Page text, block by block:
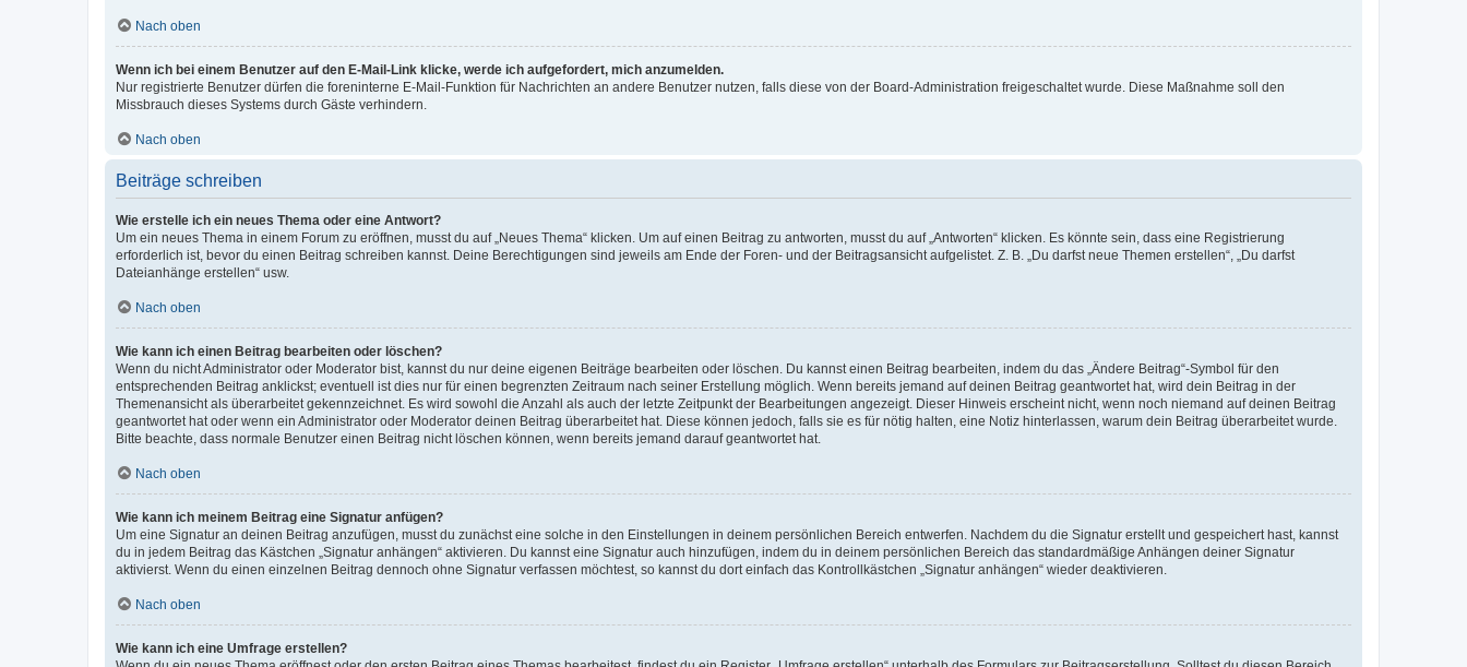
Nach oben
Wenn ich bei einem Benutzer auf den E-Mail-Link klicke, werde ich aufgefordert, mich anzumelden.
Nur registrierte Benutzer dürfen die foreninterne E-Mail-Funktion für Nachrichten an andere Benutzer nutzen, falls diese von der Board-Administration freigeschaltet wurde. Diese Maßnahme soll den
Missbrauch dieses Systems durch Gäste verhindern.
Nach oben
Beiträge schreiben
Wie erstelle ich ein neues Thema oder eine Antwort?
Um ein neues Thema in einem Forum zu eröffnen, musst du auf „Neues Thema“ klicken. Um auf einen Beitrag zu antworten, musst du auf „Antworten“ klicken. Es könnte sein, dass eine Registrierung
erforderlich ist, bevor du einen Beitrag schreiben kannst. Deine Berechtigungen sind jeweils am Ende der Foren- und der Beitragsansicht aufgelistet. Z. B. „Du darfst neue Themen erstellen“, „Du darfst
Dateianhänge erstellen“ usw.
Nach oben
Wie kann ich einen Beitrag bearbeiten oder löschen?
Wenn du nicht Administrator oder Moderator bist, kannst du nur deine eigenen Beiträge bearbeiten oder löschen. Du kannst einen Beitrag bearbeiten, indem du das „Ändere Beitrag“-Symbol für den
entsprechenden Beitrag anklickst; eventuell ist dies nur für einen begrenzten Zeitraum nach seiner Erstellung möglich. Wenn bereits jemand auf deinen Beitrag geantwortet hat, wird dein Beitrag in der
Themenansicht als überarbeitet gekennzeichnet. Es wird sowohl die Anzahl als auch der letzte Zeitpunkt der Bearbeitungen angezeigt. Dieser Hinweis erscheint nicht, wenn noch niemand auf deinen Beitrag
geantwortet hat oder wenn ein Administrator oder Moderator deinen Beitrag überarbeitet hat. Diese können jedoch, falls sie es für nötig halten, eine Notiz hinterlassen, warum dein Beitrag überarbeitet wurde.
Bitte beachte, dass normale Benutzer einen Beitrag nicht löschen können, wenn bereits jemand darauf geantwortet hat.
Nach oben
Wie kann ich meinem Beitrag eine Signatur anfügen?
Um eine Signatur an deinen Beitrag anzufügen, musst du zunächst eine solche in den Einstellungen in deinem persönlichen Bereich entwerfen. Nachdem du die Signatur erstellt und gespeichert hast, kannst
du in jedem Beitrag das Kästchen „Signatur anhängen“ aktivieren. Du kannst eine Signatur auch hinzufügen, indem du in deinem persönlichen Bereich das standardmäßige Anhängen deiner Signatur
aktivierst. Wenn du einen einzelnen Beitrag dennoch ohne Signatur verfassen möchtest, so kannst du dort einfach das Kontrollkästchen „Signatur anhängen“ wieder deaktivieren.
Nach oben
Wie kann ich eine Umfrage erstellen?